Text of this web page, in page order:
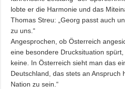
lobte er die Harmonie und das
Thomas Streu: „Georg passt auch
zu uns.“
Angesprochen, ob Österreich
eine besondere Drucksituation
keine. In Österreich sieht man das
Deutschland, das stets an Anspruch
Nation zu sein.“